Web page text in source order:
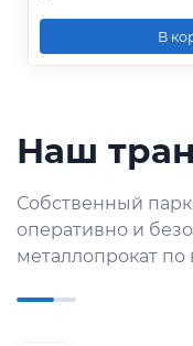
В
Наш
Собственный
оперативно и
металлопрокат по